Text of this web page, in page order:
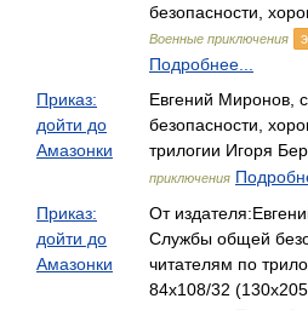
безопасности,
Военные приключения
Подробнее...
Приказ:
дойти до
Амазонки
Евгений Миронов,
безопасности,
трилогии Игоря
приключения
Приказ:
дойти до
Амазонки
От
Службы общей
читателям по
84x108/32